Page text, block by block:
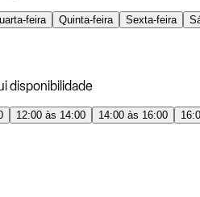
feira Quinta-feira Sexta-feira
disponibilidade
12:00 às 14:00 14:00 às 16:00